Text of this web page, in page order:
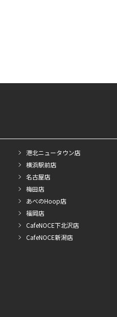
港北ニュータウン店
横浜駅前店
名古屋店
梅田店
あべのHoop店
福岡店
CafeNOCE下北沢店
CafeNOCE新潟店